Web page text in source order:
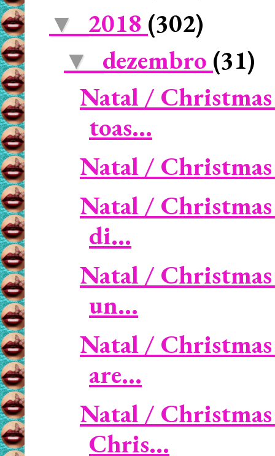
▼ 2018 (302)
▼ dezembro (31)
Natal /
toas...
Natal /
Natal /
di...
Natal / Christmas
un...
Natal /
are...
Natal / Christmas
Chris...